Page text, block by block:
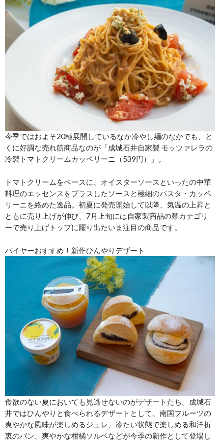
今季ではおよそ20種展開しているなか冷やし麺のなかでも、と
くに好調な売れ筋商品なのが「成城石井自家製 モッツァレラの
冷製トマトクリームカッペリーニ（539円）」。
トマトクリームをベースに、オイスターソースといったの中華
料理のエッセンスをプラスしたソースと極細のパスタ・カッペ
リーニを絡めた逸品。初夏に発売開始して以降、気温の上昇と
ともに売り上げが伸び、7月上旬には自家製商品の麺カテゴリ
ーで売り上げトップに躍り出たいま注目の商品です。
バイヤーおすすめ！新作ひんやりデザート
食欲のない夏においても見逃せないのがデザートたち。成城石
井ではひんやりと食べられるデザートとして、南国フルーツの
爽やかな風味が楽しめるジュレ、冷たい状態で楽しめる和洋折
衷のパン、爽やかな柑橘ソルベなどが今季の新作として登場し